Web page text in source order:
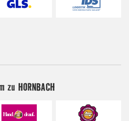
zu HORNBACH